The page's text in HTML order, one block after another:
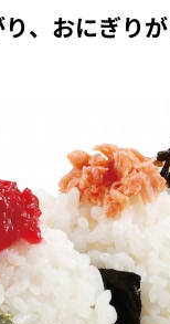
、おにぎり